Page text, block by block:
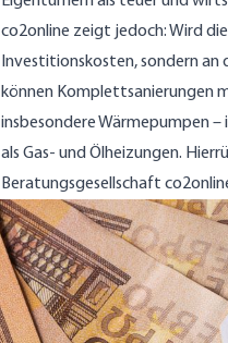
co2online zeigt jedoch: Wird
Investitionskosten, sondern an
können Komplettsanierungen
insbesondere Wärmepumpen
als Gas- und Ölheizungen.
Beratungsgesellschaft